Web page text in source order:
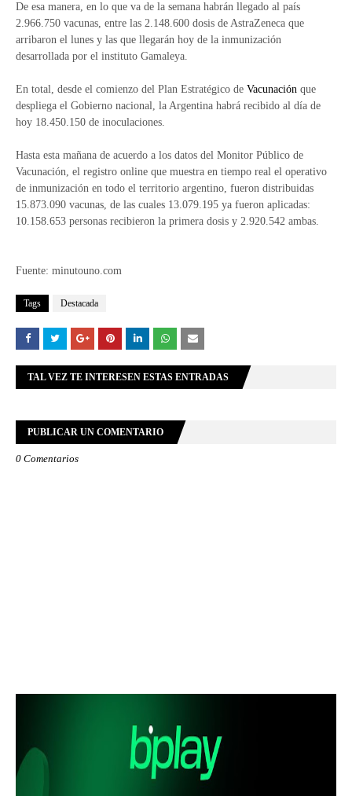
De esa manera, en lo que va de la semana habrán llegado al país
2.966.750 vacunas, entre las 2.148.600 dosis de AstraZeneca que
arribaron el lunes y las que llegarán hoy de la inmunización
desarrollada por el instituto Gamaleya.
En total, desde el comienzo del Plan Estratégico de Vacunación que
despliega el Gobierno nacional, la Argentina habrá recibido al día de
hoy 18.450.150 de inoculaciones.
Hasta esta mañana de acuerdo a los datos del Monitor Público de
Vacunación, el registro online que muestra en tiempo real el operativo
de inmunización en todo el territorio argentino, fueron distribuidas
15.873.090 vacunas, de las cuales 13.079.195 ya fueron aplicadas:
10.158.653 personas recibieron la primera dosis y 2.920.542 ambas.
Fuente: minutouno.com
Tags Destacada
TAL VEZ TE INTERESEN ESTAS ENTRADAS
PUBLICAR UN COMENTARIO
0 Comentarios